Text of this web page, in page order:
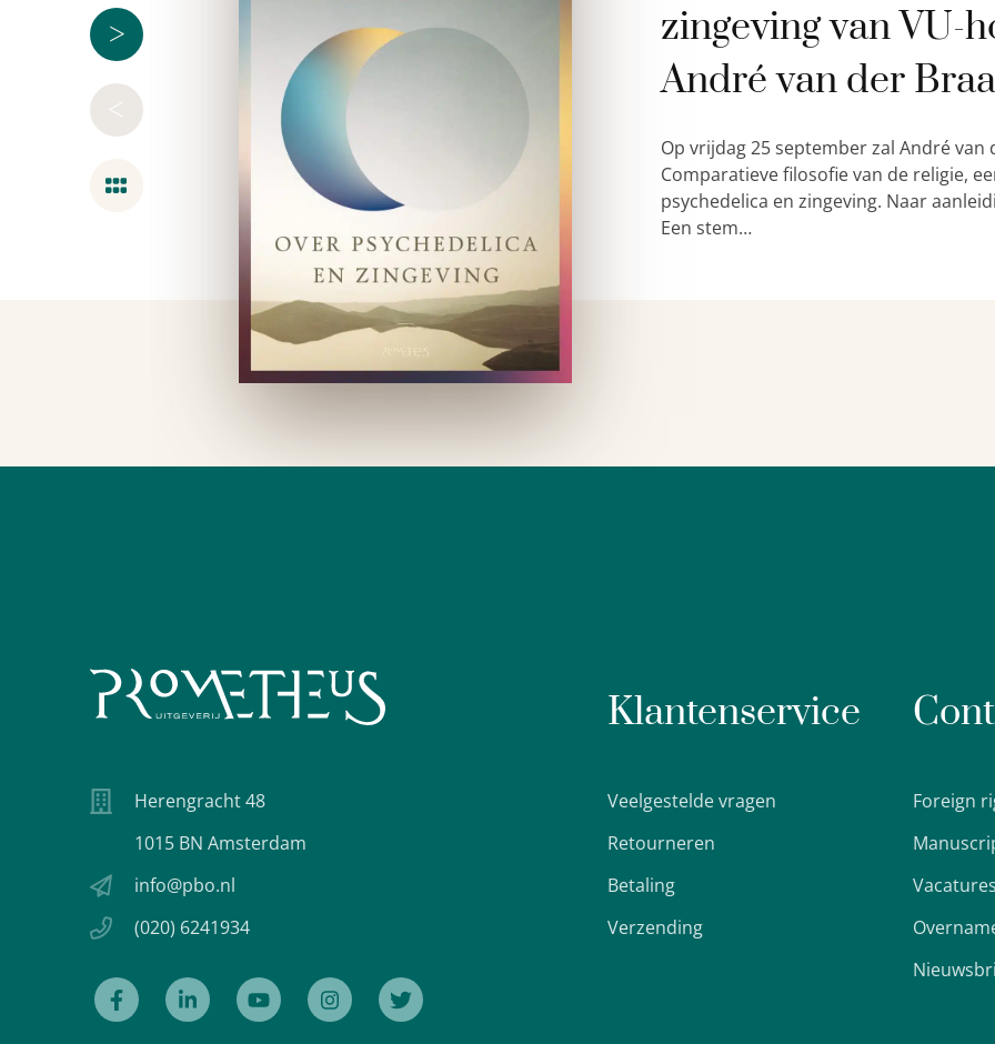
>
<
zingeving van VU-
André van der
Op vrijdag 25 september zal André van
Comparatieve filosofie van de religie,
psychedelica en zingeving. Naar
Een stem…
Herengracht 48
1015 BN Amsterdam
info@pbo.nl
(020) 6241934
Klantenservice
Veelgestelde vragen
Retourneren
Betaling
Verzending
Foreign
Vacatures